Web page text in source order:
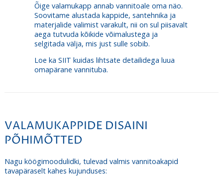
Õige valamukapp annab vannitoale oma näo.
Soovitame alustada kappide, santehnika ja
materjalide valimist varakult, nii on sul piisavalt
aega tutvuda kõikide võimalustega ja
selgitada välja, mis just sulle sobib.
Loe ka SIIT kuidas lihtsate detailidega luua
omapärane vannituba.
VALAMUKAPPIDE DISAINI
PÕHIMÕTTED
Nagu köögimoodulidki, tulevad valmis vannitoakapid
tavapäraselt kahes kujunduses: